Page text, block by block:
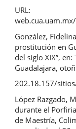
URL:
González,
prostitución en
del siglo XIX”,
Guadalajara,
202.18.157/
López Razgado,
durante el
de Maestría,